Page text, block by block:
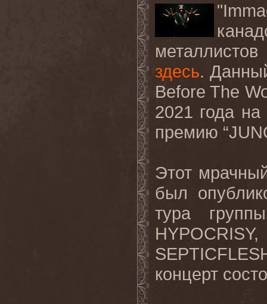
металлистов
здесь.
Before The
2021 года
премию “
Этот
был
тура
HYPOCRISY,
концерт